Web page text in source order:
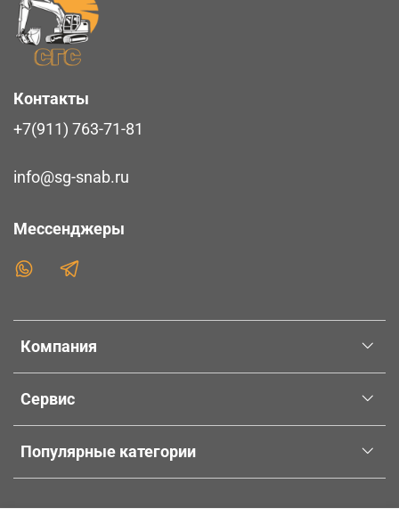
Компания
Сервис
Популярные категории
Контакты
+7(911) 763-71-81
info@sg-snab.ru
Мессенджеры